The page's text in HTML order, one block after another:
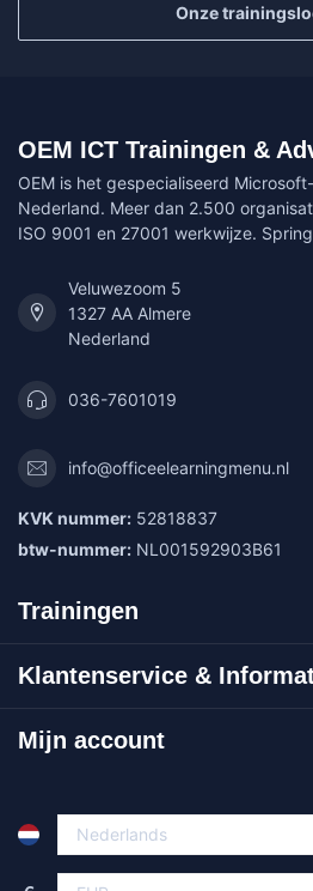
Onze
OEM ICT Trainingen &
OEM is het gespecialiseerd
Nederland. Meer dan 2.500
ISO 9001 en 27001 werkwijze.
Veluwezoom 5
1327 AA Almere
Nederland
036-7601019
info@officeelearningmenu.nl
KVK nummer: 52818837
btw-nummer: NL001592903B61
Trainingen
Klantenservice &
Mijn account